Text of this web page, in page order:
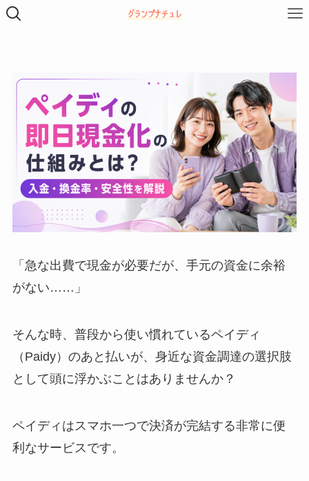
「急な出費で現金が必要だが、手元の資金に余裕
がない……」
そんな時、普段から使い慣れているペイディ
（Paidy）のあと払いが、身近な資金調達の選択肢
として頭に浮かぶことはありませんか？
ペイディはスマホ一つで決済が完結する非常に便
利なサービスです。